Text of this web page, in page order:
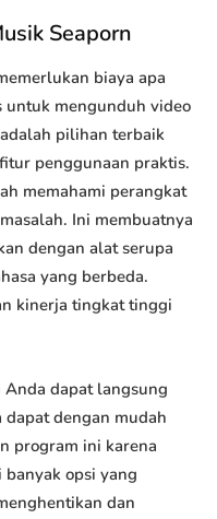
Seaporn
biaya apa
untuk mengunduh video
pilihan terbaik
penggunaan praktis.
memahami perangkat
Ini membuatnya
dengan alat serupa
yang berbeda.
kinerja tingkat tinggi
dapat langsung
dengan mudah
program ini karena
opsi yang
dan